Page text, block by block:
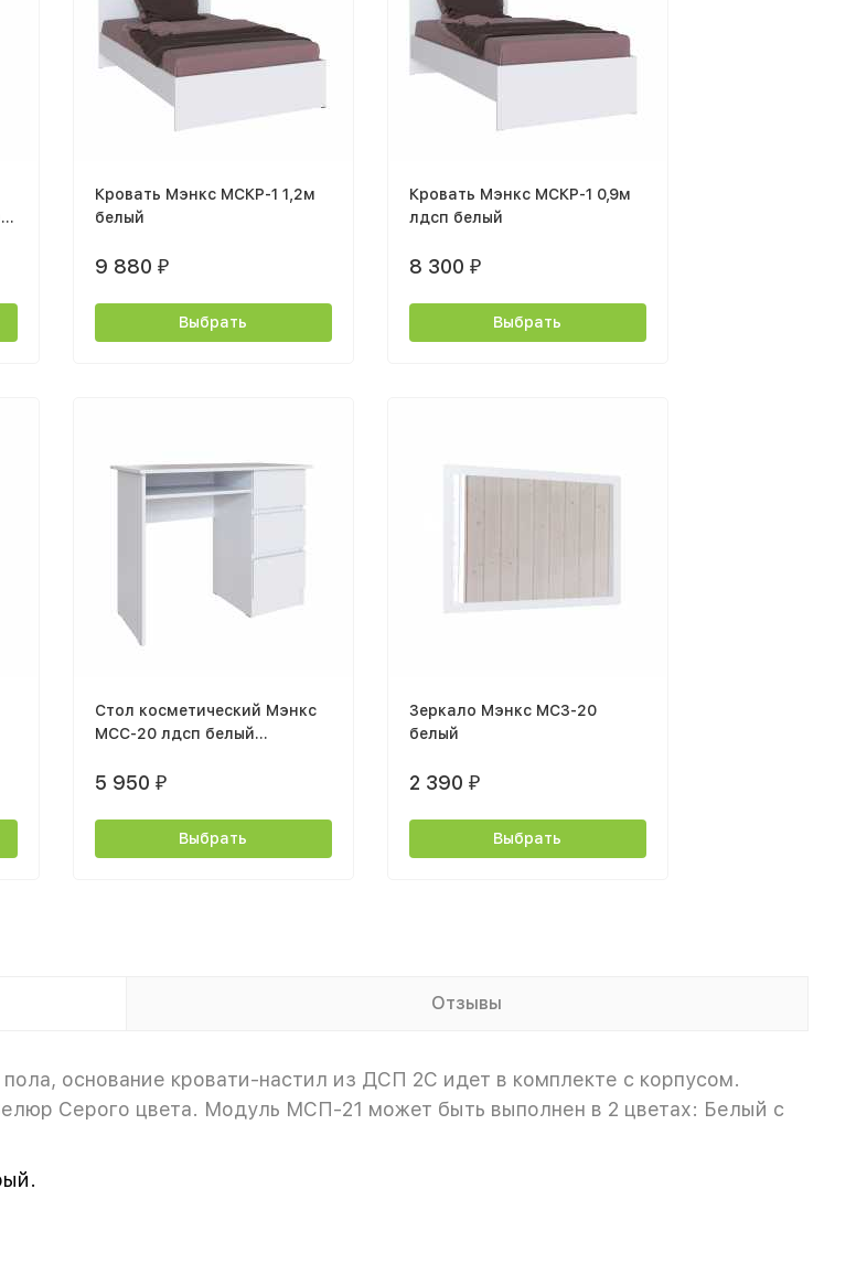
Кровать Мэнкс МСКР-1 1,2м
белый
9 880 ₽
Выбрать
Кровать Мэнкс МСКР-1 0,9м
лдсп белый
8 300 ₽
Выбрать
Стол косметический Мэнкс
МСС-20 лдсп белый
5 950 ₽
Выбрать
Зеркало Мэнкс МСЗ-20
белый
2 390 ₽
Выбрать
Отзывы
основание кровати-настил из ДСП 2С идет в комплекте с корпусом.
Серого цвета. Модуль МСП-21 может быть выполнен в 2 цветах: Белый с